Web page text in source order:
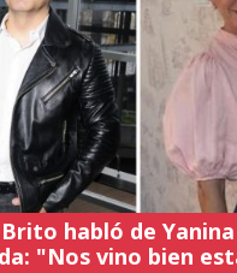
habló de
"Nos vino bien